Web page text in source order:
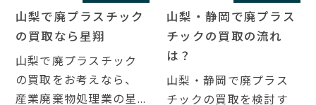
山梨で廃プラスチック
の買取なら星翔
山梨で廃プラスチック
の買取をお考えなら、
産業廃棄物処理業の星...
山梨・静岡で廃プラス
チックの買取の流れ
は？
山梨・静岡で廃プラス
チックの買取を検討す